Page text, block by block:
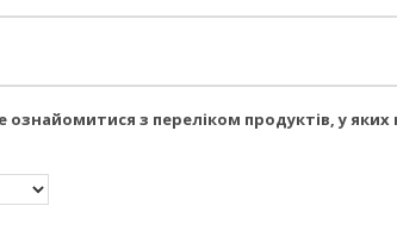
з переліком продуктів, у